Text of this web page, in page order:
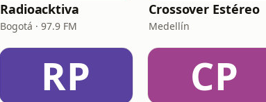
Radioacktiva
Bogotá · 97.9 FM
Crossover Estéreo
Medellín
RP CP